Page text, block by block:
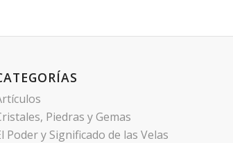
Piedras y Gemas
Poder y Significado de las Velas